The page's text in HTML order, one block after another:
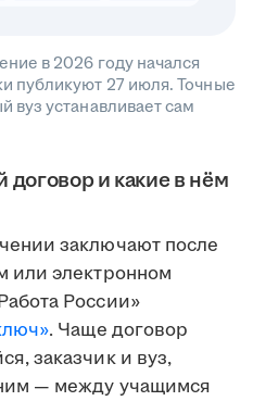
в 2026 году начался
публикуют 27 июля. Точные
вуз устанавливает сам
и какие в нём
заключают после
или электронном
России»
. Чаще договор
заказчик и вуз,
— между учащимся